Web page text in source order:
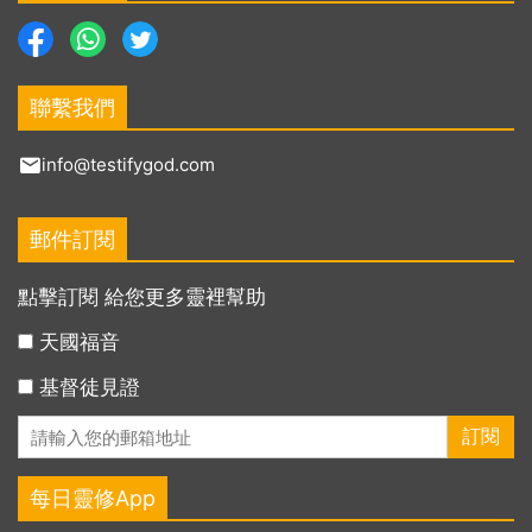
聯繫我們
info@testifygod.com
郵件訂閱
點擊訂閱 給您更多靈裡幫助
天國福音
基督徒見證
每日靈修App